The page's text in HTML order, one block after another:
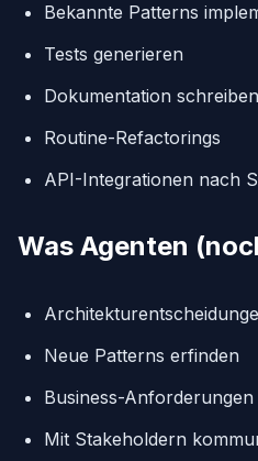
Bekannte Patterns
Tests generieren
Dokumentation schreiben
Routine-Refactorings
API-Integrationen nach
Was Agenten
Neue Patterns erfinden
Business-
Mit Stakeholdern